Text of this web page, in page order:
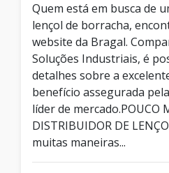
Quem está em busca de
lençol de borracha,
website da Bragal.
Soluções Industriais, é
detalhes sobre a
benefício assegurada
líder de mercado.POUCO
DISTRIBUIDOR DE
muitas maneiras...